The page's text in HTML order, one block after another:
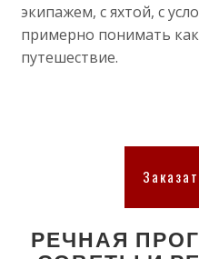
экипажем, с яхтой, с
примерно понимать
путешествие.
РЕЧНАЯ